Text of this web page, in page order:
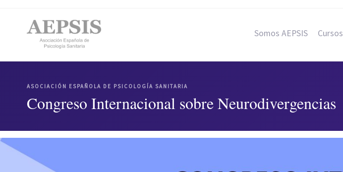
Somos AEPSIS Cursos
ASOCIACIÓN ESPAÑOLA DE PSICOLOGÍA SANITARIA
Congreso Internacional sobre Neurodivergencias